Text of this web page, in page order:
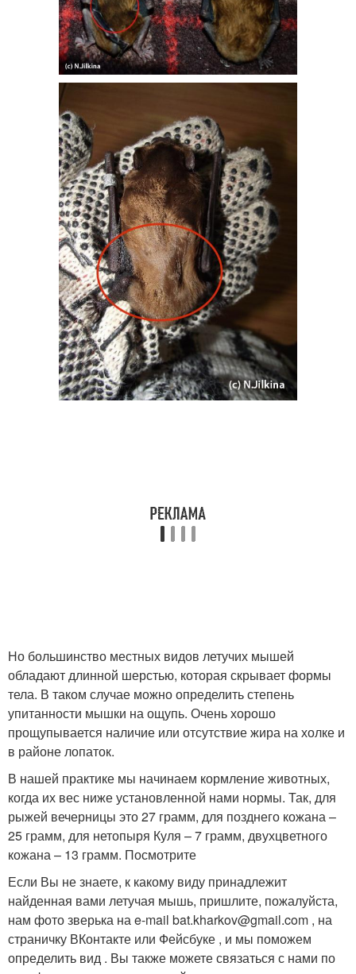
Но большинство местных видов летучих мышей
обладают длинной шерстью, которая скрывает формы
тела. В таком случае можно определить степень
упитанности мышки на ощупь. Очень хорошо
прощупывается наличие или отсутствие жира на холке и
в районе лопаток.
В нашей практике мы начинаем кормление животных,
когда их вес ниже установленной нами нормы. Так, для
рыжей вечерницы это 27 грамм, для позднего кожана –
25 грамм, для нетопыря Куля – 7 грамм, двухцветного
кожана – 13 грамм. Посмотрите
Если Вы не знаете, к какому виду принадлежит
найденная вами летучая мышь, пришлите, пожалуйста,
нам фото зверька на e-mail bat.kharkov@gmail.com , на
страничку ВКонтакте или Фейсбуке , и мы поможем
определить вид . Вы также можете связаться с нами по